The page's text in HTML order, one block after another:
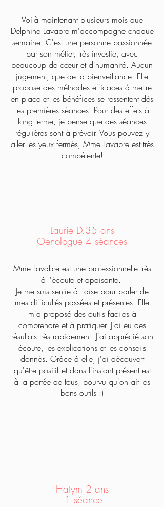
Voilà maintenant plusieurs mois que
Delphine Lavabre m'accompagne chaque
semaine. C'est une personne passionnée
par son métier, très investie, avec
beaucoup de cœur et d'humanité. Aucun
jugement, que de la bienveillance. Elle
propose des méthodes efficaces à mettre
en place et les bénéfices se ressentent dès
les premières séances. Pour des effets à
long terme, je pense que des séances
régulières sont à prévoir. Vous pouvez y
aller les yeux fermés, Mme Lavabre est très
compétente!
Laurie D.35 ans
Oenologue 4 séances
Mme Lavabre est une professionnelle très
à l'écoute et apaisante.
Je me suis sentie à l'aise pour parler de
mes difficultés passées et présentes. Elle
m'a proposé des outils faciles à
comprendre et à pratiquer. J'ai eu des
résultats très rapidement! J'ai apprécié son
écoute, les explications et les conseils
donnés. Grâce à elle, j'ai découvert
qu'être positif et dans l'instant présent est
à la portée de tous, pourvu qu'on ait les
bons outils :)
Hatym 2 ans
1 séance